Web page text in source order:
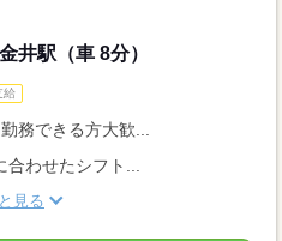
井駅（車 8分）
給
務できる方大歓...
わせたシフト...
見る